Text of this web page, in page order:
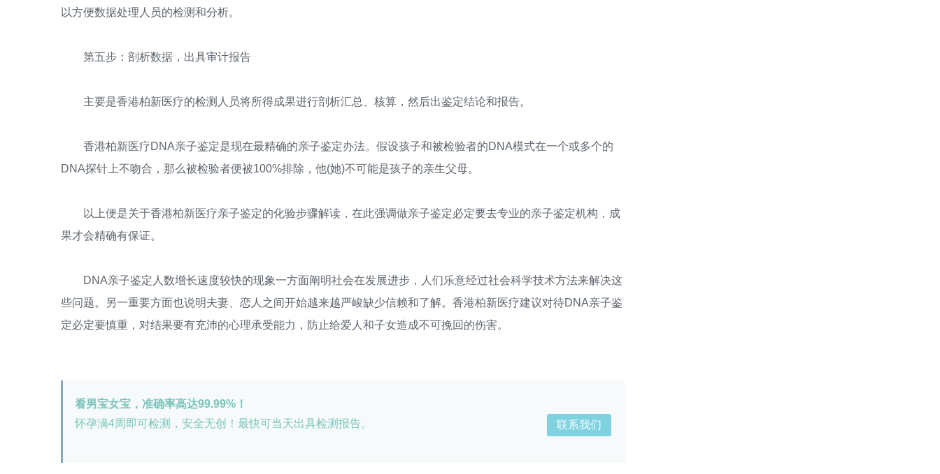
以方便数据处理人员的检测和分析。
第五步：剖析数据，出具审计报告
主要是香港柏新医疗的检测人员将所得成果进行剖析汇总、核算，然后出鉴定结论和报告。
香港柏新医疗DNA亲子鉴定是现在最精确的亲子鉴定办法。假设孩子和被检验者的DNA模式在一个或多个的
DNA探针上不吻合，那么被检验者便被100%排除，他(她)不可能是孩子的亲生父母。
以上便是关于香港柏新医疗亲子鉴定的化验步骤解读，在此强调做亲子鉴定必定要去专业的亲子鉴定机构，成
果才会精确有保证。
DNA亲子鉴定人数增长速度较快的现象一方面阐明社会在发展进步，人们乐意经过社会科学技术方法来解决这
些问题。另一重要方面也说明夫妻、恋人之间开始越来越严峻缺少信赖和了解。香港柏新医疗建议对待DNA亲子鉴
定必定要慎重，对结果要有充沛的心理承受能力，防止给爱人和子女造成不可挽回的伤害。
看男宝女宝，准确率高达99.99%！
怀孕满4周即可检测，安全无创！最快可当天出具检测报告。
联系我们